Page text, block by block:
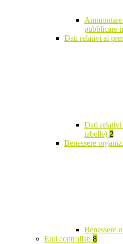
pubblicare
Dati relativi ai
Dati relativi
tabelle) 2
Benessere
Benessere
Enti controllati 8